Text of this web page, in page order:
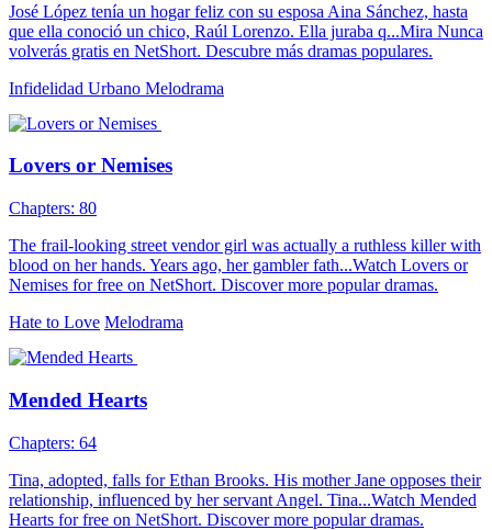
José López tenía un hogar feliz con su esposa Aina Sánchez, hasta
que ella conoció un chico, Raúl Lorenzo. Ella juraba q...Mira Nunca
volverás gratis en NetShort. Descubre más dramas populares.
Infidelidad Urbano Melodrama
Lovers or Nemises
Chapters: 80
The frail-looking street vendor girl was actually a ruthless killer with
blood on her hands. Years ago, her gambler fath...Watch Lovers or
Nemises for free on NetShort. Discover more popular dramas.
Hate to Love Melodrama
Mended Hearts
Chapters: 64
Tina, adopted, falls for Ethan Brooks. His mother Jane opposes their
relationship, influenced by her servant Angel. Tina...Watch Mended
Hearts for free on NetShort. Discover more popular dramas.